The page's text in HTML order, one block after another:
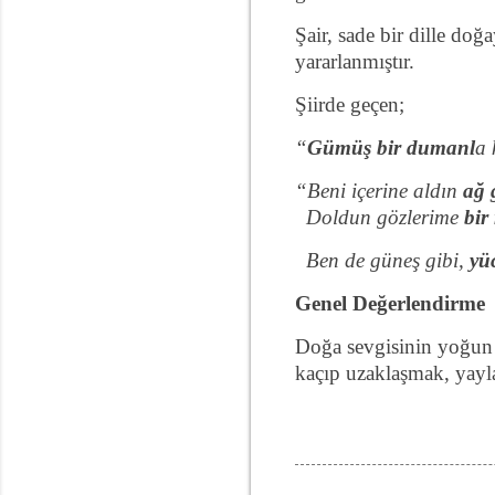
Şair, sade bir dille
yararlanmıştır.
Şiirde geçen;
“Gümüş bir dumanla
“Beni içerine aldın ağ
Doldun gözlerime bir
Ben de güneş gibi,
Genel Değerlendirme
Doğa sevgisinin yoğun
kaçıp uzaklaşmak,